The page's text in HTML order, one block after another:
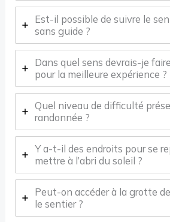
Est-il possible de suivre le
sans guide ?
Dans quel sens devrais-je
pour la meilleure expérience ?
Quel niveau de difficulté
randonnée ?
Y a-t-il des endroits pour se
mettre à l’abri du soleil ?
Peut-on accéder à la grotte
le sentier ?